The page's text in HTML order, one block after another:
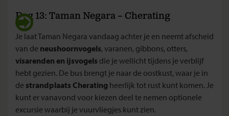
Dag 13: Taman Negara – Cherating
Je laat Taman Negara vandaag achter je en neemt afscheid
van de neushoornvogels, varanen, gibbons, otters,
visarenden en ijsvogels die je wellicht tijdens je verblijf
hebt gezien. De bus brengt je naar de oostkust, waar je in
de strandplaats Cherating heerlijk tot rust kunt komen. Je
kunt er vanavond voor kiezen deel te nemen optionele
excursie waarbij je vuurvliegjes kunt zien.